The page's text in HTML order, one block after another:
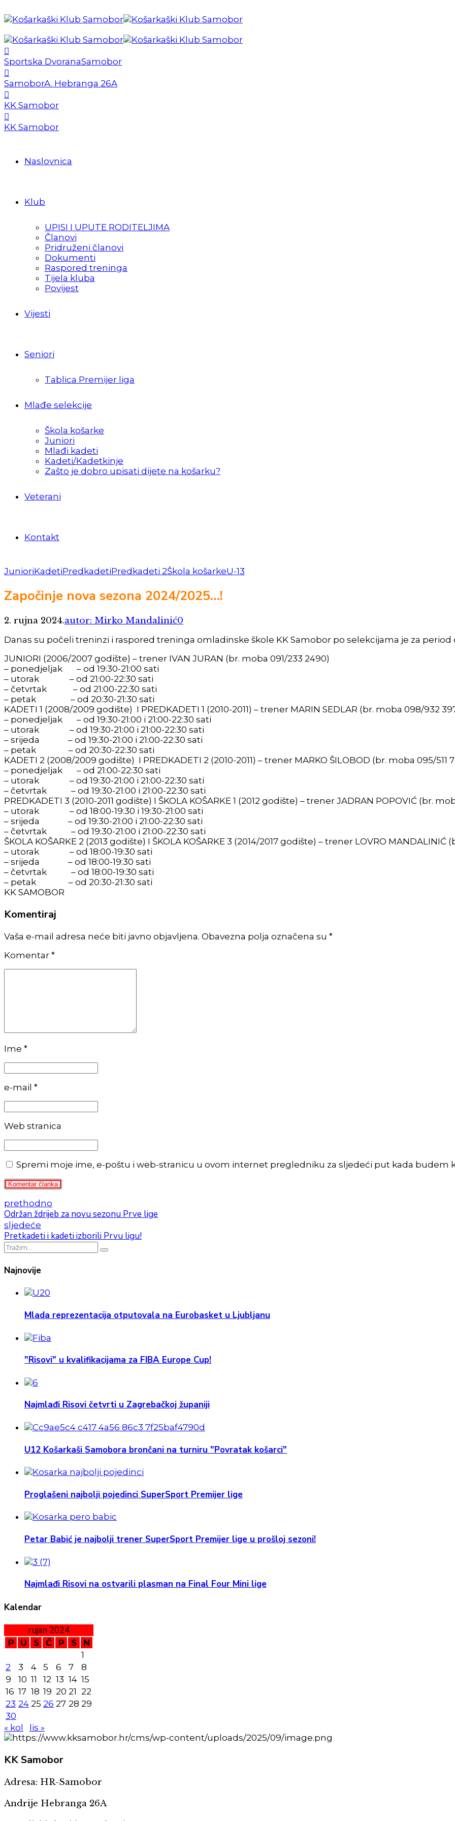
Sportska DvoranaSamobor
SamoborA. Hebranga 26A
KK Samobor
KK Samobor
Naslovnica
Klub
UPISI I UPUTE RODITELJIMA
Članovi
Pridruženi članovi
Dokumenti
Raspored treninga
Tijela kluba
Povijest
Vijesti
Seniori
Tablica Premijer liga
Mlađe selekcije
Škola košarke
Juniori
Mlađi kadeti
Kadeti/Kadetkinje
Zašto je dobro upisati dijete na košarku?
Veterani
Kontakt
JunioriKadetiPredkadetiPredkadeti 2Škola košarkeU-13
Započinje nova sezona 2024/2025…!
2. rujna 2024.autor: Mirko Mandalinić0
Danas su počeli treninzi i raspored treninga omladinske škole KK Samobor po selekcijama je za period
JUNIORI (2006/2007 godište) – trener IVAN JURAN (br. moba 091/233 2490)
– ponedjeljak – od 19:30-21:00 sati
– utorak – od 21:00-22:30 sati
– četvrtak – od 21:00-22:30 sati
– petak – od 20:30-21:30 sati
KADETI 1 (2008/2009 godište) I PREDKADETI 1 (2010-2011) – trener MARIN SEDLAR (br. moba 098/932
– ponedjeljak – od 19:30-21:00 i 21:00-22:30 sati
– utorak – od 19:30-21:00 i 21:00-22:30 sati
– srijeda – od 19:30-21:00 i 21:00-22:30 sati
– petak – od 20:30-22:30 sati
KADETI 2 (2008/2009 godište) I PREDKADETI 2 (2010-2011) – trener MARKO ŠILOBOD (br. moba 095/511
– ponedjeljak – od 21:00-22:30 sati
– utorak – od 19:30-21:00 i 21:00-22:30 sati
– četvrtak – od 19:30-21:00 i 21:00-22:30 sati
PREDKADETI 3 (2010-2011 godište) I ŠKOLA KOŠARKE 1 (2012 godište) – trener JADRAN POPOVIĆ (br.
– utorak – od 18:00-19:30 i 19:30-21:00 sati
– srijeda – od 19:30-21:00 i 21:00-22:30 sati
– četvrtak – od 19:30-21:00 i 21:00-22:30 sati
ŠKOLA KOŠARKE 2 (2013 godište) I ŠKOLA KOŠARKE 3 (2014/2017 godište) – trener LOVRO MANDALINIĆ
– utorak – od 18:00-19:30 sati
– srijeda – od 18:00-19:30 sati
– četvrtak – od 18:00-19:30 sati
– petak – od 20:30-21:30 sati
KK SAMOBOR
Komentiraj
Vaša e-mail adresa neće biti javno objavljena. Obavezna polja označena su *
Komentar *
Ime *
e-mail *
Web stranica
Spremi moje ime, e-poštu i web-stranicu u ovom internet pregledniku za sljedeći put kada budem
Komentar članka
prethodno
Održan ždrijeb za novu sezonu Prve lige
sljedeće
Pretkadeti i kadeti izborili Prvu ligu!
Najnovije
Mlada reprezentacija otputovala na Eurobasket u Ljubljanu
"Risovi" u kvalifikacijama za FIBA Europe Cup!
Najmlađi Risovi četvrti u Zagrebačkoj županiji
U12 Košarkaši Samobora brončani na turniru "Povratak košarci"
Proglašeni najbolji pojedinci SuperSport Premijer lige
Petar Babić je najbolji trener SuperSport Premijer lige u prošloj sezoni!
Najmlađi Risovi na ostvarili plasman na Final Four Mini lige
Kalendar
rujan 2024
P U S Č P S
N
1
2
3 4 5 6 7
8
9
10 11 12 13 14 15
16 17 18 19 20 21 22
23 24 25 26 27 28 29
30
« kol
lis »
KKSamobor
Adresa: HR-Samobor
Andrije Hebranga 26A